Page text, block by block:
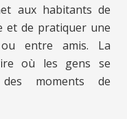
aux habitants de
et de pratiquer une
entre amis. La
où les gens se
moments de